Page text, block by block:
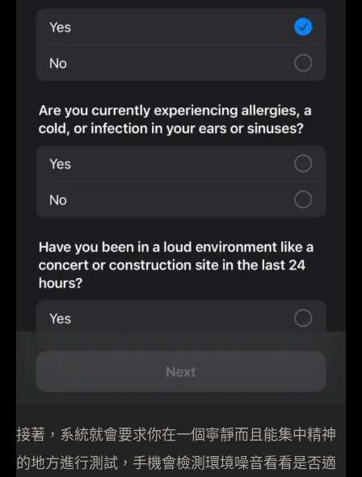
接著，系統就會要求你在一個寧靜而且能集中精神
的地方進行測試，手機會檢測環境噪音看看是否適